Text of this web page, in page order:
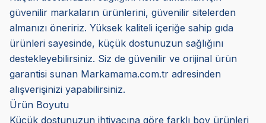
güvenilir markaların ürünlerini, güvenilir sitelerden
almanızı öneririz. Yüksek kaliteli içeriğe sahip gıda
ürünleri sayesinde, küçük dostunuzun sağlığını
destekleyebilirsiniz. Siz de güvenilir ve orijinal ürün
garantisi sunan Markamama.com.tr adresinden
alışverişinizi yapabilirsiniz.
Ürün Boyutu
Küçük dostunuzun ihtiyacına göre farklı boy ürünleri